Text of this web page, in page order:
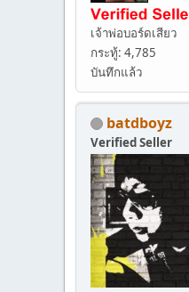
เจ้าพ่อบอร์ดเสียว
กระทู้: 4,785
บันทึกแล้ว
batdboyz
Verified Seller